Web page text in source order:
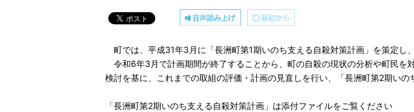
町では、平成31年3月に「長洲町第1期いのち支える自殺対策計画」を策定し
令和6年3月で計画期間が終了することから、町の自殺の現状の分析や町民を
検討を基に、これまでの取組の評価・計画の見直しを行い、「長洲町第2期い
「長洲町第2期いのち支える自殺対策計画」は添付ファイルをご覧ください